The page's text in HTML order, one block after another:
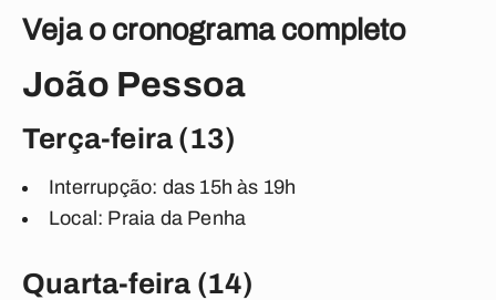
Veja o cronograma completo
João Pessoa
Terça-feira (13)
Interrupção: das 15h às 19h
Local: Praia da Penha
Quarta-feira (14)